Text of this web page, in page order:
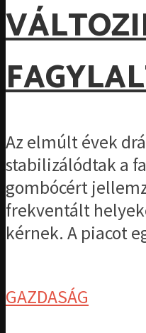
Az elmúlt évek
stabilizálódtak a
gombócért
frekventált
kérnek. A piacot
GAZDASÁG